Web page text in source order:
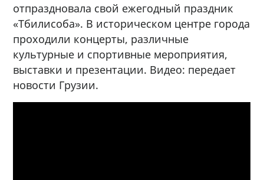
отпраздновала свой ежегодный праздник
«Тбилисоба». В историческом центре города
проходили концерты, различные
культурные и спортивные мероприятия,
выставки и презентации. Видео: передает
новости Грузии.